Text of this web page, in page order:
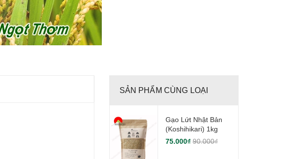
SẢN PHẨM CÙNG LOẠI
Gạo Lứt Nhật Bản
(Koshihikari) 1kg
75.000₫90.000₫